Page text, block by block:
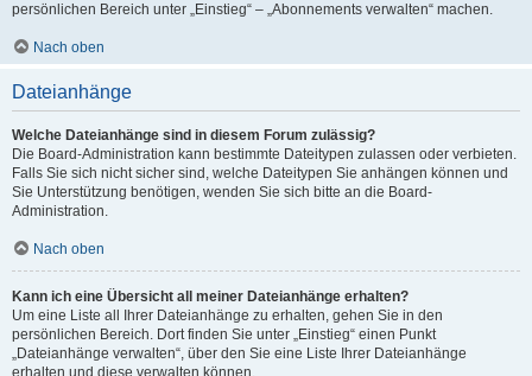
persönlichen Bereich unter „Einstieg“ – „Abonnements verwalten“ machen.
Nach oben
Dateianhänge
Welche Dateianhänge sind in diesem Forum zulässig?
Die Board-Administration kann bestimmte Dateitypen zulassen oder verbieten.
Falls Sie sich nicht sicher sind, welche Dateitypen Sie anhängen können und
Sie Unterstützung benötigen, wenden Sie sich bitte an die Board-
Administration.
Nach oben
Kann ich eine Übersicht all meiner Dateianhänge erhalten?
Um eine Liste all Ihrer Dateianhänge zu erhalten, gehen Sie in den
persönlichen Bereich. Dort finden Sie unter „Einstieg“ einen Punkt
„Dateianhänge verwalten“, über den Sie eine Liste Ihrer Dateianhänge
erhalten und diese verwalten können.